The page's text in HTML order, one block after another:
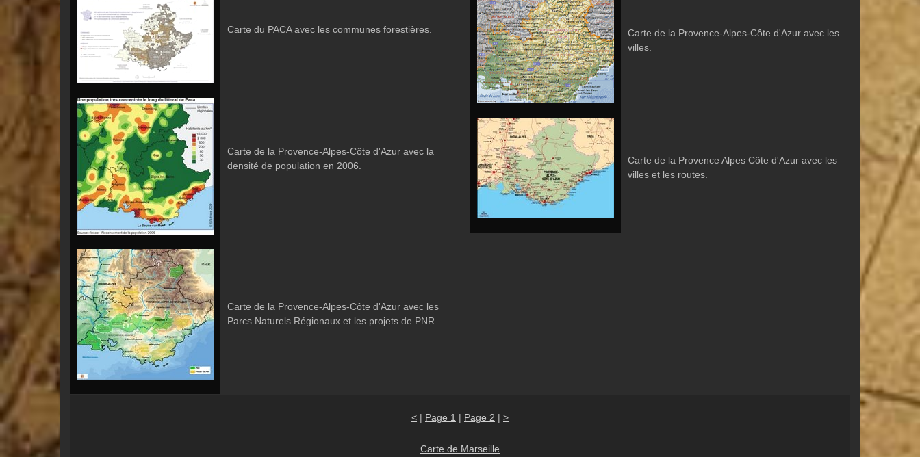
Carte du PACA avec les communes forestières.
Carte de la Provence-Alpes-Côte d'Azur avec la
densité de population en 2006.
Carte de la Provence-Alpes-Côte d'Azur avec les
Parcs Naturels Régionaux et les projets de PNR.
Carte de la Provence-Alpes-Côte d'Azur avec les
villes.
Carte de la Provence Alpes Côte d'Azur avec les
villes et les routes.
< | Page 1 | Page 2 | >
Carte de Marseille